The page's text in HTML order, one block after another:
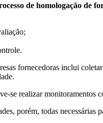
de homologação de
fornecedoras inclui
se realizar monitoramentos
porém, todas